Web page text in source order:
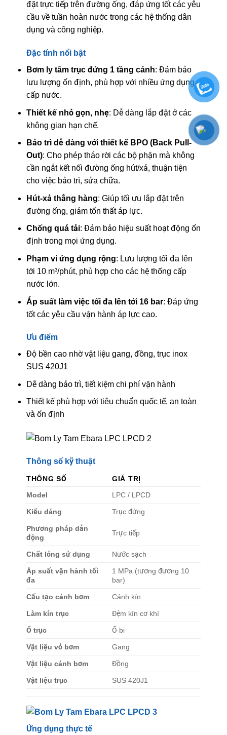
đặt trực tiếp trên đường ống, đáp ứng tốt các yêu
cầu về tuần hoàn nước trong các hệ thống dân
dụng và công nghiệp.
Đặc tính nổi bật
Bơm ly tâm trục đứng 1 tầng cánh: Đảm bảo
lưu lượng ổn định, phù hợp với nhiều ứng dụng
cấp nước.
Thiết kế nhỏ gọn, nhẹ: Dễ dàng lắp đặt ở các
không gian hạn chế.
Bảo trì dễ dàng với thiết kế BPO (Back Pull-
Out): Cho phép tháo rời các bộ phận mà không
cần ngắt kết nối đường ống hút/xả, thuận tiện
cho việc bảo trì, sửa chữa.
Hút-xả thẳng hàng: Giúp tối ưu lắp đặt trên
đường ống, giảm tổn thất áp lực.
Chống quá tải: Đảm bảo hiệu suất hoạt động ổn
định trong mọi ứng dụng.
Phạm vi ứng dụng rộng: Lưu lượng tối đa lên
tới 10 m³/phút, phù hợp cho các hệ thống cấp
nước lớn.
Áp suất làm việc tối đa lên tới 16 bar: Đáp ứng
tốt các yêu cầu vận hành áp lực cao.
Ưu điểm
Độ bền cao nhờ vật liệu gang, đồng, trục inox
SUS 420J1
Dễ dàng bảo trì, tiết kiệm chi phí vận hành
Thiết kế phù hợp với tiêu chuẩn quốc tế, an toàn
và ổn định
Thông số kỹ thuật
THÔNG SỐ
GIÁ TRỊ
Model
LPC / LPCD
Kiểu dáng Trục đứng
Phương pháp dẫn
động
Trực tiếp
Chất lỏng sử dụng Nước sạch
Áp suất vận hành tối
đa
1 MPa (tương đương 10
bar)
Cấu tạo cánh bơm Cánh kín
Làm kín trục Đệm kín cơ khí
Ổ trục Ổ bi
Vật liệu vỏ bơm Gang
Vật liệu cánh bơm Đồng
Vật liệu trục SUS 420J1
Ứng dụng thực tế